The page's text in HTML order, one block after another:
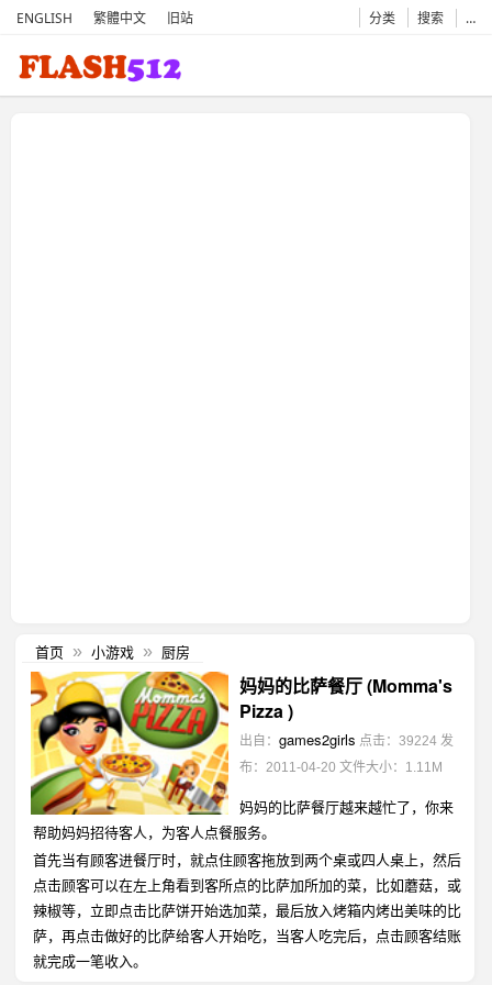
ENGLISH 繁體中文 旧站 分类 搜索 …
首页 » 小游戏 » 厨房
妈妈的比萨餐厅 (Momma's
Pizza )
出自： games2girls 点击：39224 发
布：2011-04-20 文件大小：1.11M
妈妈的比萨餐厅越来越忙了，你来
帮助妈妈招待客人，为客人点餐服务。
首先当有顾客进餐厅时，就点住顾客拖放到两个桌或四人桌上，然后
点击顾客可以在左上角看到客所点的比萨加所加的菜，比如蘑菇，或
辣椒等，立即点击比萨饼开始选加菜，最后放入烤箱内烤出美味的比
萨，再点击做好的比萨给客人开始吃，当客人吃完后，点击顾客结账
就完成一笔收入。